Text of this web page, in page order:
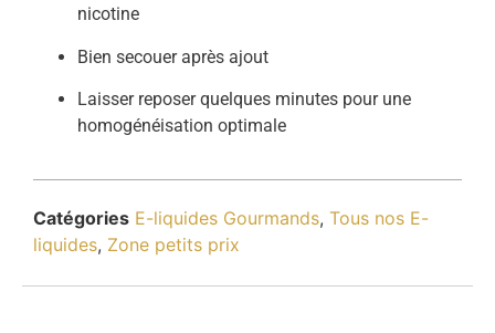
nicotine
Bien secouer après ajout
Laisser reposer quelques minutes pour une
homogénéisation optimale
Catégories E-liquides Gourmands, Tous nos E-
liquides, Zone petits prix